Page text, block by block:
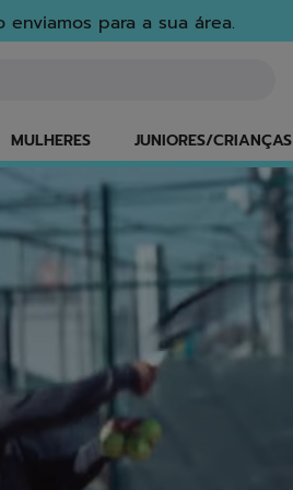
para a sua área.
MULHERES JUNIORES/CRIANÇAS